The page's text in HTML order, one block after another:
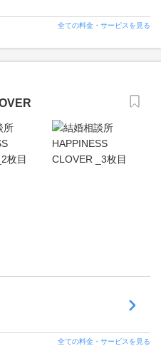
全ての料金・サービスを見る
全ての料金・サービスを見る